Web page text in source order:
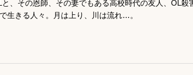
、その恩師、その妻でもある高校時代の友人、OL殺
生きる人々。月は上り、川は流れ…。